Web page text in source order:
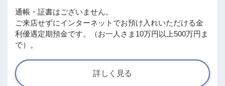
通帳・証書はございません。
ご来店せずにインターネットでお預け入れいただける金
利優遇定期預金です。（お一人さま10万円以上500万円ま
で）。
詳しく見る